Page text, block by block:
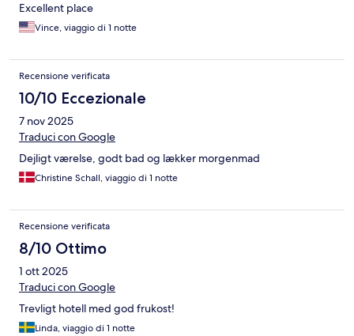
Excellent place
Vince, viaggio di 1 notte
Recensione verificata
10/10 Eccezionale
7 nov 2025
Traduci con Google
Dejligt værelse, godt bad og lækker morgenmad
Christine Schall, viaggio di 1 notte
Recensione verificata
8/10 Ottimo
1 ott 2025
Traduci con Google
Trevligt hotell med god frukost!
Linda, viaggio di 1 notte